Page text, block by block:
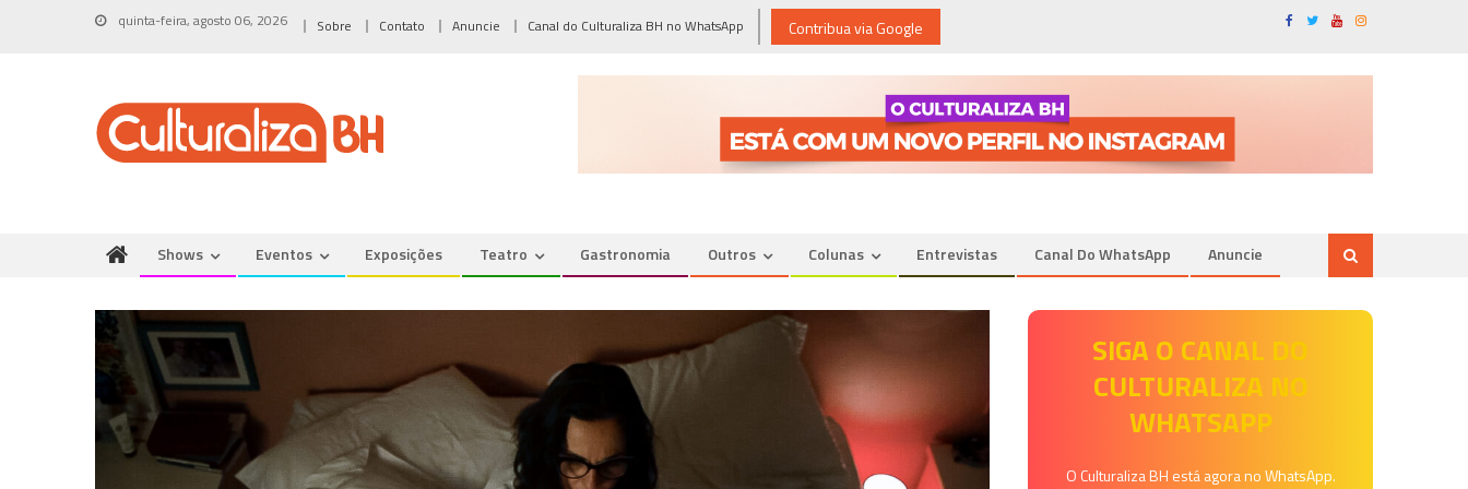
quinta-feira, agosto 06, 2026 Sobre Contato Anuncie Canal do Culturaliza BH no WhatsApp Contribua via Google
Shows Eventos Exposições Teatro Gastronomia Outros Colunas Entrevistas Canal Do WhatsApp Anuncie
SIGA O CANAL DO
CULTURALIZA NO
WHATSAPP
O Culturaliza BH está agora no WhatsApp.